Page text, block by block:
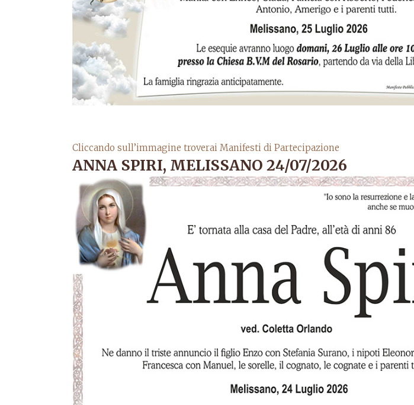
Cliccando sull’immagine troverai Manifesti di Partecipazione
ANNA SPIRI, MELISSANO 24/07/2026